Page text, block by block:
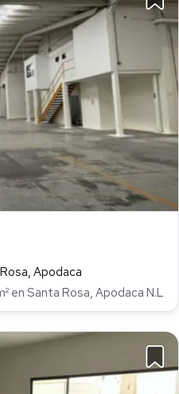
Apodaca
en Santa Rosa, Apodaca N.L